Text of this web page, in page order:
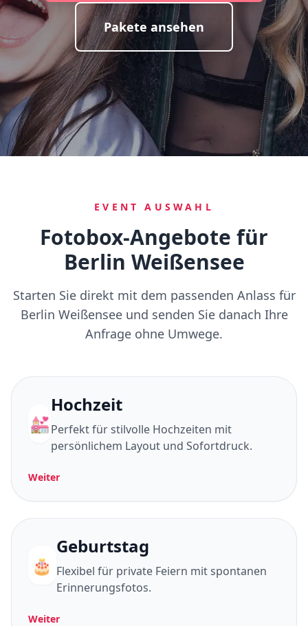
Pakete ansehen
EVENT AUSWAHL
Fotobox-Angebote für
Berlin Weißensee
Starten Sie direkt mit dem passenden Anlass für
Berlin Weißensee und senden Sie danach Ihre
Anfrage ohne Umwege.
💒
Hochzeit
Perfekt für stilvolle Hochzeiten mit
persönlichem Layout und Sofortdruck.
Weiter
🎂
Geburtstag
Flexibel für private Feiern mit spontanen
Erinnerungsfotos.
Weiter